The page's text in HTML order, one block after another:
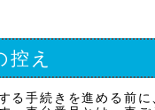
控え
る手続きを進める前に